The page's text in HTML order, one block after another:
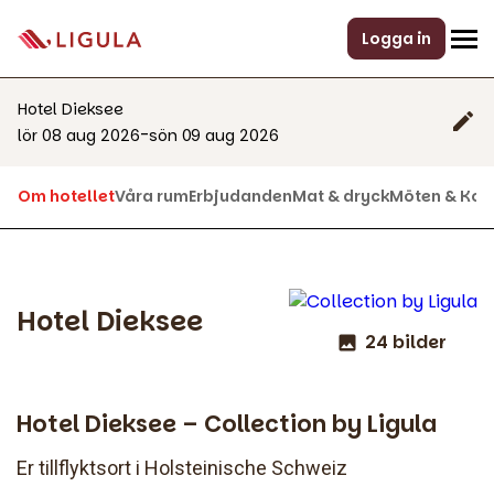
Logga in
Hotel Dieksee
lör 08 aug 2026-sön 09 aug 2026
Om hotelletVåra rumErbjudandenMat & dryckMöten &
Hotel Dieksee
24 bilder
Hotel Dieksee – Collection by Ligula
Er tillflyktsort i Holsteinische Schweiz